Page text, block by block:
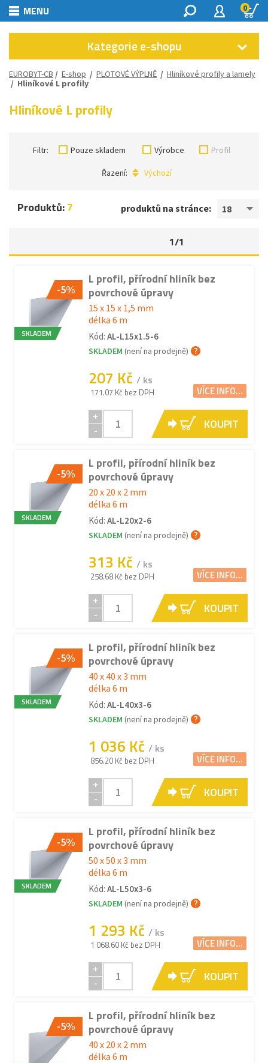
MENU 0
Kategorie e-shopu
EUROBYT-CB / E-shop / PLOTOVÉ VÝPLNĚ / Hliníkové profily a lamely
/ Hliníkové L profily
Hliníkové L profily
Filtr: Pouze skladem Výrobce Profil
Řazení: Výchozí
produktů na stránce: 18
Produktů:7
1/1
-5%
SKLADEM
L profil, přírodní hliník bez
povrchové úpravy
15 x 15 x 1,5 mm
délka 6 m
Kód: AL-L15x1.5-6
SKLADEM (není na prodejně)
207 Kč / ks
171.07 Kč bez DPH VÍCE INFO...
+
-
KOUPIT
-5%
SKLADEM
L profil, přírodní hliník bez
povrchové úpravy
20 x 20 x 2 mm
délka 6 m
Kód: AL-L20x2-6
SKLADEM (není na prodejně)
313 Kč / ks
258.68 Kč bez DPH VÍCE INFO...
+
-
KOUPIT
-5%
SKLADEM
L profil, přírodní hliník bez
povrchové úpravy
40 x 40 x 3 mm
délka 6 m
Kód: AL-L40x3-6
SKLADEM (není na prodejně)
1 036 Kč / ks
856.20 Kč bez DPH VÍCE INFO...
+
-
KOUPIT
-5%
SKLADEM
L profil, přírodní hliník bez
povrchové úpravy
50 x 50 x 3 mm
délka 6 m
Kód: AL-L50x3-6
SKLADEM (není na prodejně)
1 293 Kč / ks
1 068.60 Kč bez DPH VÍCE INFO...
+
-
KOUPIT
-5%
L profil, přírodní hliník bez
povrchové úpravy
40 x 20 x 2 mm
délka 6 m